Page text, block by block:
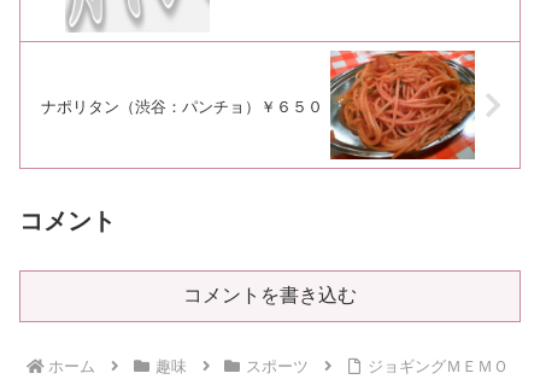
ナポリタン（渋谷：パンチョ）￥６５０
コメント
コメントを書き込む
ホーム 趣味 スポーツ
ジョギングＭＥＭＯ